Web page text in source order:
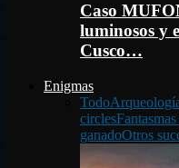
Caso
luminosos y
Cusco…
Enigmas
Todo
circles
ganadoOtros